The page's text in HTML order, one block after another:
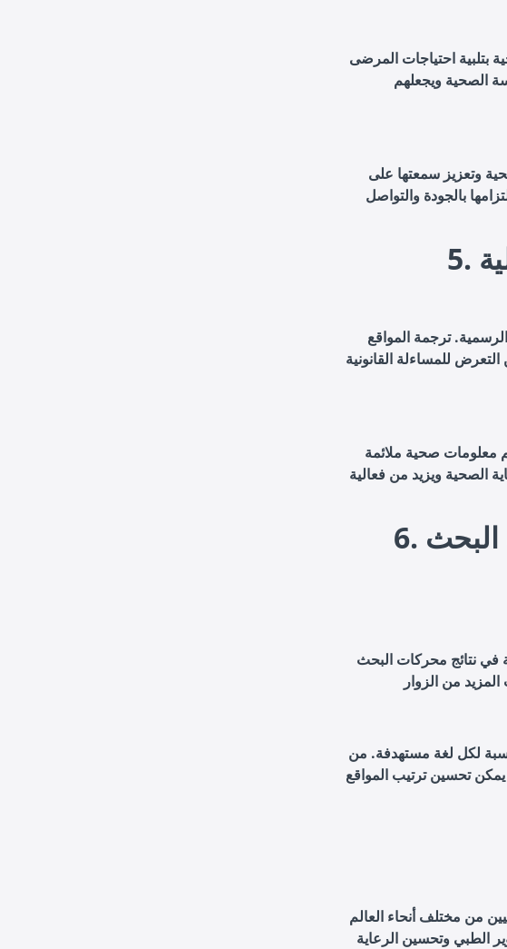
احتياجات المرضى
الصحية ويجعلهم
وتعزيز سمعتها على
بالجودة والتواصل
ترجمة المواقع
للمساءلة القانونية
معلومات صحية ملائمة
الصحية ويزيد من فعالية
6. تحسين محركات البحث (SEO) للمواقع
في نتائج محركات البحث
لكل لغة مستهدفة. من
تحسين ترتيب المواقع
من مختلف أنحاء العالم
الطبي وتحسين الرعاية